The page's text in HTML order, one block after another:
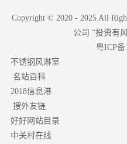
Copyright © 2020 - 2025 All
公司 “投资有
粤ICP备
不锈钢风淋室
名站百科
2018信息港
搜外友链
好好网站目录
中关村在线